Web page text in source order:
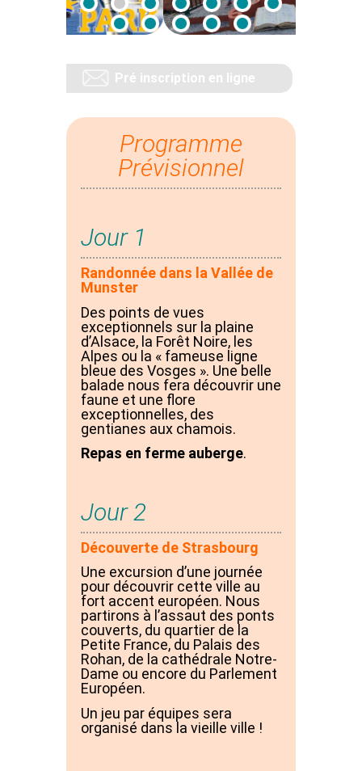
Pré inscription en ligne
Programme
Prévisionnel
Jour 1
Randonnée dans la Vallée de
Munster
Des points de vues
exceptionnels sur la plaine
d’Alsace, la Forêt Noire, les
Alpes ou la « fameuse ligne
bleue des Vosges ». Une belle
balade nous fera découvrir une
faune et une flore
exceptionnelles, des
gentianes aux chamois.
Repas en ferme auberge.
Jour 2
Découverte de Strasbourg
Une excursion d’une journée
pour découvrir cette ville au
fort accent européen. Nous
partirons à l’assaut des ponts
couverts, du quartier de la
Petite France, du Palais des
Rohan, de la cathédrale Notre-
Dame ou encore du Parlement
Européen.
Un jeu par équipes sera
organisé dans la vieille ville !